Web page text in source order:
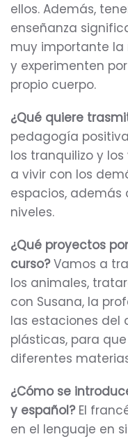
ellos. Además,
enseñanza
muy importante la
y experimenten
propio cuerpo.
¿Qué quiere
pedagogía
los tranquilizo y
a vivir con los
espacios,
niveles.
¿Qué proyectos
curso?Vamos a
los animales,
con Susana, la
las estaciones del
plásticas, para
diferentes
¿Cómo se
y español?El
en el lenguaje en